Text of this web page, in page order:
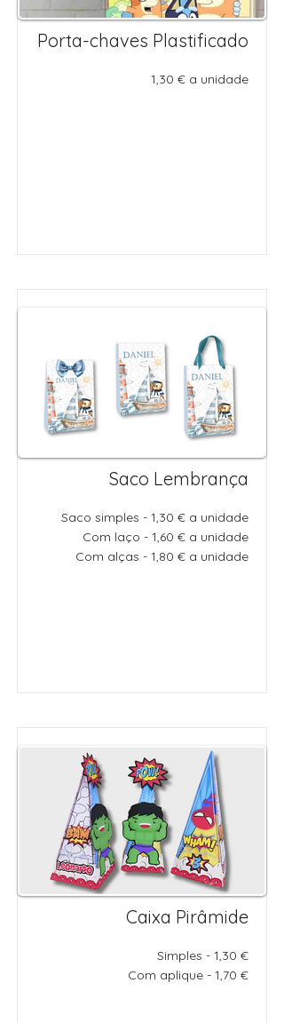
Porta-chaves Plastificado
1,30 € a unidade
Saco Lembrança
Saco simples - 1,30 € a unidade
Com laço - 1,60 € a unidade
Com alças - 1,80 € a unidade
Caixa Pirâmide
Simples - 1,30 €
Com aplique - 1,70 €